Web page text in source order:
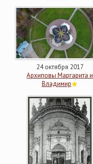
24 октября 2017
Архиповы Маргарита и
Владимир